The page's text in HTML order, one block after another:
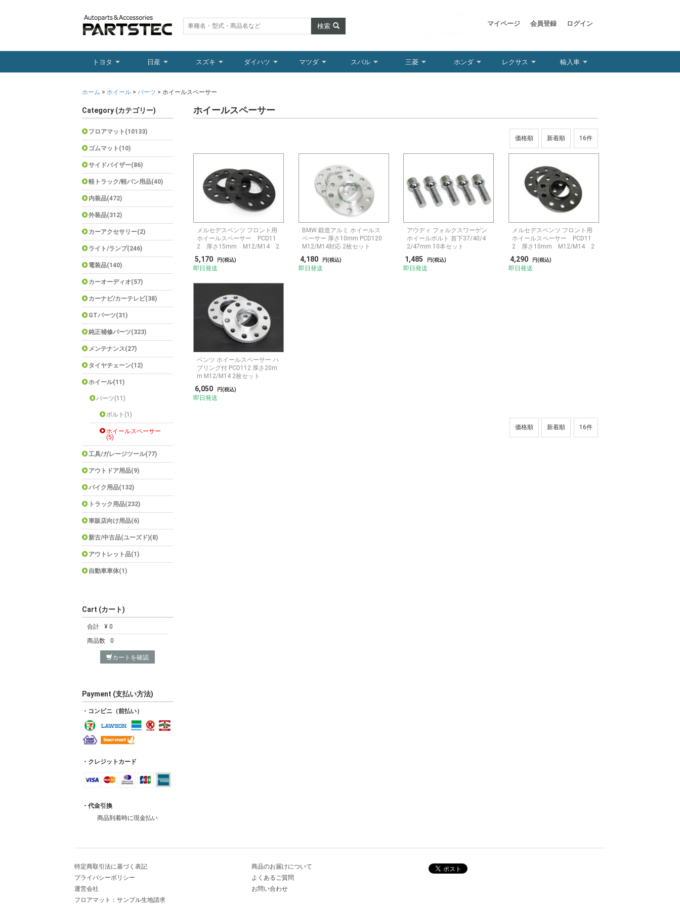
検索 マイページ 会員登録 ログイン
トヨタ 日産 スズキ ダイハツ マツダ スバル 三菱 ホンダ レクサス 輸入車
ホーム > ホイール > パーツ > ホイールスペーサー
Category (カテゴリー)
フロアマット(10133)
ゴムマット(10)
サイドバイザー(86)
軽トラック/軽バン用品(40)
内装品(472)
外装品(312)
カーアクセサリー(2)
ライト/ランプ(246)
電装品(140)
カーオーディオ(57)
カーナビ/カーテレビ(38)
GTパーツ(31)
純正補修パーツ(323)
メンテナンス(27)
タイヤチェーン(12)
ホイール(11)
パーツ(11)
ボルト(1)
ホイールスペーサー
(5)
工具/ガレージツール(77)
アウトドア用品(9)
バイク用品(132)
トラック用品(232)
車販店向け用品(6)
新古/中古品(ユーズド)(8)
アウトレット品(1)
自動車車体(1)
Cart (カート)
合計
¥ 0
商品数
0
カートを確認
Payment (支払い方法)
・コンビニ（前払い）
・クレジットカード
・代金引換
商品到着時に現金払い
ホイールスペーサー
価格順 新着順
メルセデスベンツ フロント用
ホイールスペーサー PCD11
2 厚さ15mm M12/M14 2
枚セット
5,170 円(税込)
即日発送
BMW 鍛造アルミ ホイールス
ペーサー 厚さ10mm PCD120
M12/M14対応 2枚セット
4,180 円(税込)
即日発送
アウディ フォルクスワーゲン
ホイールボルト 首下37/40/4
2/47mm 10本セット
1,485 円(税込)
即日発送
メルセデスベンツ フロント用
ホイールスペーサー PCD11
2 厚さ10mm M12/M14 2
枚セット
4,290 円(税込)
即日発送
ベンツ ホイールスペーサー ハ
ブリング付 PCD112 厚さ20m
m M12/M14 2枚セット
6,050 円(税込)
即日発送
価格順 新着順
特定商取引法に基づく表記
プライバシーポリシー
運営会社
フロアマット：サンプル生地請求
商品のお届けについて
よくあるご質問
お問い合わせ